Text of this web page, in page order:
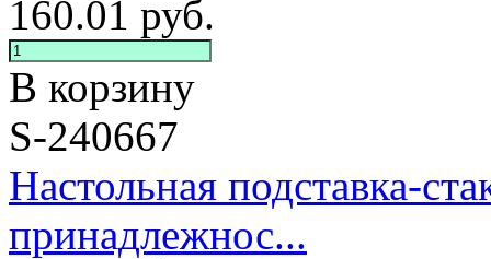
160.01 руб.
В корзину
S-240667
Настольная подставка-
принадлежнос...